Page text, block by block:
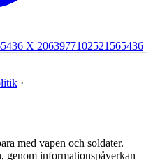
X 2063977102521565436
·
med vapen och soldater.
genom informationspåverkan